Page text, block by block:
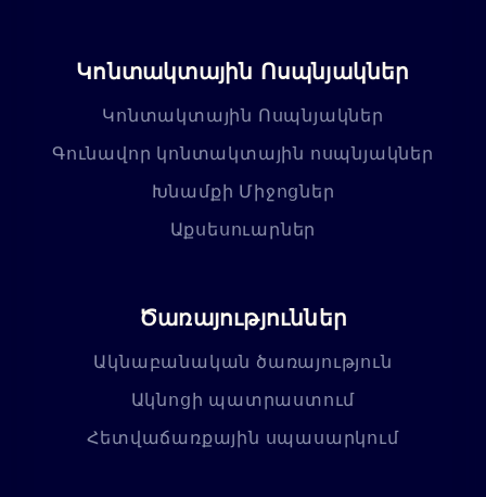
Կոնտակտային Ոսպնյակներ
Կոնտակտային Ոսպնյակներ
Գունավոր կոնտակտային ոսպնյակներ
Խնամքի Միջոցներ
Աքսեսուարներ
Ծառայություններ
Ակնաբանական ծառայություն
Ակնոցի պատրաստում
Հետվաճառքային սպասարկում